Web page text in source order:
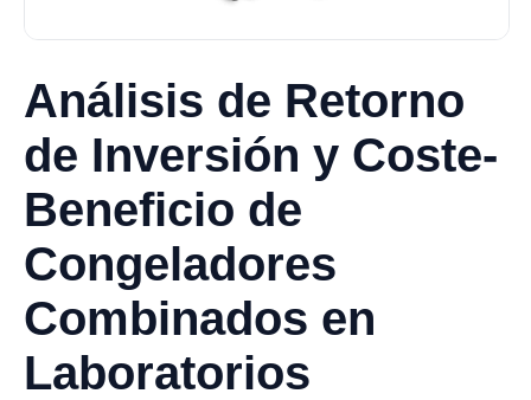
Análisis de Retorno
de Inversión y Coste-
Beneficio de
Congeladores
Combinados en
Laboratorios